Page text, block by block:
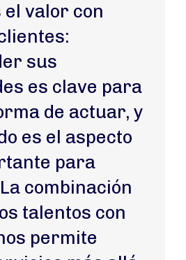
el valor con
sus
es clave para
de actuar, y
es el aspecto
para
combinación
talentos con
permite